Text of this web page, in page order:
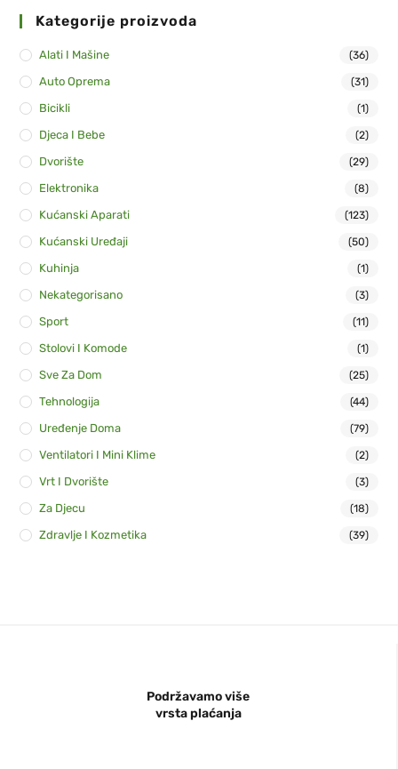
Kategorije proizvoda
Alati I Mašine (36)
Auto Oprema (31)
Bicikli (1)
Djeca I Bebe (2)
Dvorište (29)
Elektronika (8)
Kućanski Aparati (123)
Kućanski Uređaji (50)
Kuhinja (1)
Nekategorisano (3)
Sport (11)
Stolovi I Komode (1)
Sve Za Dom (25)
Tehnologija (44)
Uređenje Doma (79)
Ventilatori I Mini Klime (2)
Vrt I Dvorište (3)
Za Djecu (18)
Zdravlje I Kozmetika (39)
Podržavamo više
vrsta plaćanja